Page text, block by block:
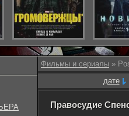
Фильмы и сериалы »
дате
Правосудие